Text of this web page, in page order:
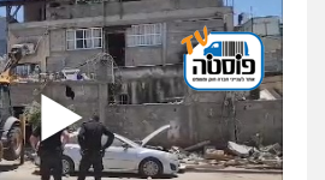
0547556464
עו"ד אילן אלימלך
פלילי פשיעה חמורה
0522992110